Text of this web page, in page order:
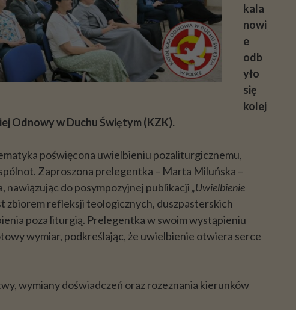
kala
nowi
e
odb
yło
się
kolej
Odnowy w Duchu Świętym (KZK).
poświęcona uwielbieniu pozaliturgicznemu,
Zaproszona prelegentka – Marta Miluńska –
nawiązując do posympozyjnej publikacji„Uwielbienie
zbiorem refleksji teologicznych, duszpasterskich
poza liturgią. Prelegentka w swoim wystąpieniu
wymiar, podkreślając, że uwielbienie otwiera serce
wymiany doświadczeń oraz rozeznania kierunków